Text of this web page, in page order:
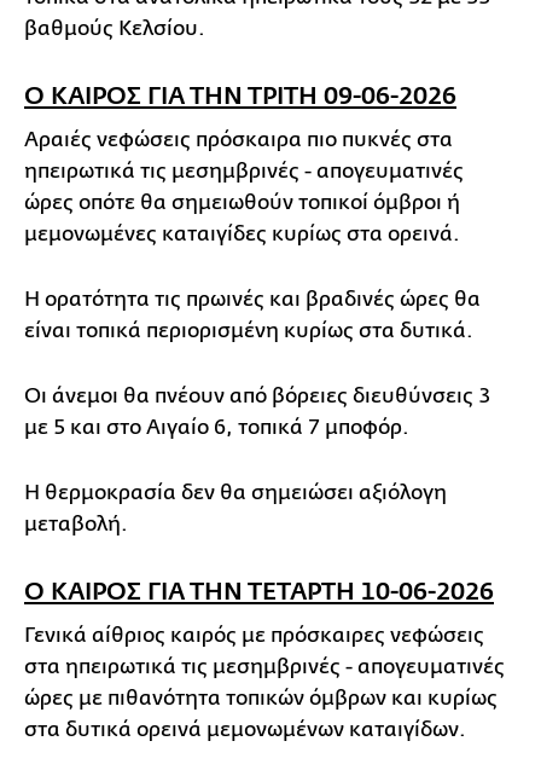
βαθμούς Κελσίου.
Ο ΚΑΙΡΟΣ ΓΙΑ ΤΗΝ ΤΡΙΤΗ 09-06-2026
Αραιές νεφώσεις πρόσκαιρα πιο πυκνές στα
ηπειρωτικά τις μεσημβρινές - απογευματινές
ώρες οπότε θα σημειωθούν τοπικοί όμβροι ή
μεμονωμένες καταιγίδες κυρίως στα ορεινά.
Η ορατότητα τις πρωινές και βραδινές ώρες θα
είναι τοπικά περιορισμένη κυρίως στα δυτικά.
Οι άνεμοι θα πνέουν από βόρειες διευθύνσεις 3
με 5 και στο Αιγαίο 6, τοπικά 7 μποφόρ.
Η θερμοκρασία δεν θα σημειώσει αξιόλογη
μεταβολή.
Ο ΚΑΙΡΟΣ ΓΙΑ ΤΗΝ ΤΕΤΑΡΤΗ 10-06-2026
Γενικά αίθριος καιρός με πρόσκαιρες νεφώσεις
στα ηπειρωτικά τις μεσημβρινές - απογευματινές
ώρες με πιθανότητα τοπικών όμβρων και κυρίως
στα δυτικά ορεινά μεμονωμένων καταιγίδων.